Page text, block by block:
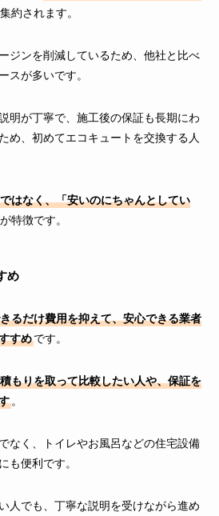
約されます。
ジンを削減しているため、他社と比べ
スが多いです。
明が丁寧で、施工後の保証も長期にわ
め、初めてエコキュートを交換する人
はなく、「安いのにちゃんとしてい
特徴です。
め
るだけ費用を抑えて、安心できる業者
すめです。
もりを取って比較したい人や、保証を
。
なく、トイレやお風呂などの住宅設備
も便利です。
人でも、丁寧な説明を受けながら進め